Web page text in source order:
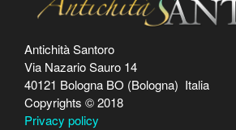
Antichità Santoro
Via Nazario Sauro 14
40121 Bologna BO (Bologna) Italia
Copyrights © 2018
Privacy policy